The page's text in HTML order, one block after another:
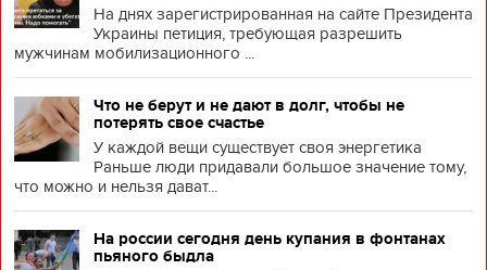
На днях зарегистрированная на сайте Президента
Украины петиция, требующая разрешить
мужчинам мобилизационного ...
Что не берут и не дают в долг, чтобы не
потерять свое счастье
У каждой вещи существует своя энергетика
Раньше люди придавали большое значение тому,
что можно и нельзя дават...
На россии сегодня день купания в фонтанах
пьяного быдла